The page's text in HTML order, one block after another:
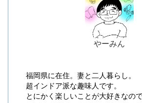
やーみん
福岡県に在住。妻と二人暮らし。
超インドア派な趣味人です。
とにかく楽しいことが大好きなの